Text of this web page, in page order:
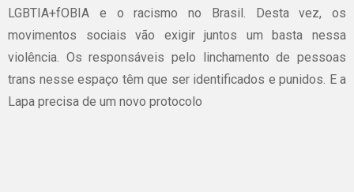
LGBTIA+fOBIA e o racismo no Brasil. Desta vez, os
movimentos sociais vão exigir juntos um basta nessa
violência. Os responsáveis pelo linchamento de pessoas
trans nesse espaço têm que ser identificados e punidos. E a
Lapa precisa de um novo protocolo